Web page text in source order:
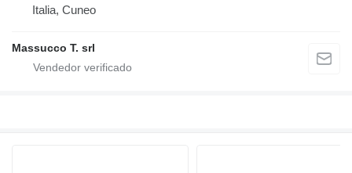
Italia, Cuneo
Massucco T. srl